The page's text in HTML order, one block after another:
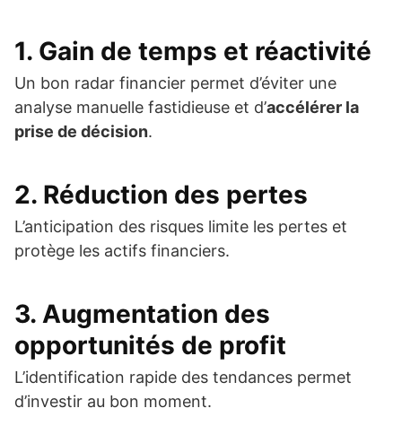
1. Gain de temps et réactivité
Un bon radar financier permet d’éviter une
analyse manuelle fastidieuse et d’accélérer la
prise de décision.
2. Réduction des pertes
L’anticipation des risques limite les pertes et
protège les actifs financiers.
3. Augmentation des
opportunités de profit
L’identification rapide des tendances permet
d’investir au bon moment.